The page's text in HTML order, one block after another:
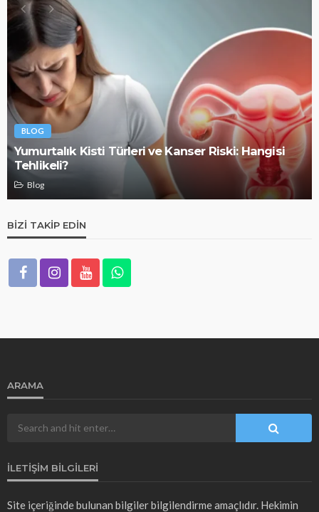
BLOG
Yumurtalık Kisti Türleri ve Kanser Riski: Hangisi
Tehlikeli?
Blog
BIZI TAKIP EDIN
ARAMA
İLETIŞIM BILGILERI
Site içeriğinde bulunan bilgiler bilgilendirme amaçlıdır. Hekimin